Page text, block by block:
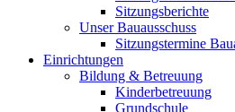
Sitzungsberichte
Unser Bauausschuss
Sitzungstermine
Einrichtungen
Bildung & Betreuung
Kinderbetreuung
Grundschule